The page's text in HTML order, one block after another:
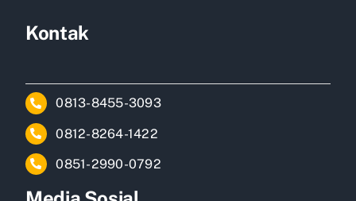
Kontak
0813-8455-3093
0812-8264-1422
0851-2990-0792